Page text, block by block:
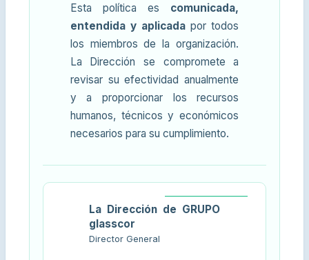
Esta política es comunicada,
entendida y aplicada por todos
los miembros de la organización.
La Dirección se compromete a
revisar su efectividad anualmente
y a proporcionar los recursos
humanos, técnicos y económicos
necesarios para su cumplimiento.
La Dirección de GRUPO
glasscor
Director General